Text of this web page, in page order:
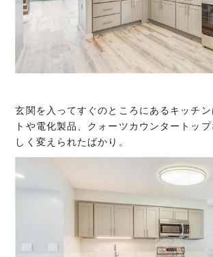
玄関を入ってすぐのところにあるキッチン
トや電化製品、クォーツカウンタートッ
しく変えられたばかり。